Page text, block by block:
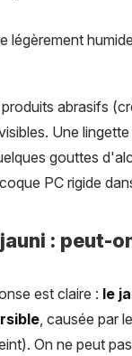
légèrement
abrasifs
Une
gouttes
PC rigide
: peut-
est claire : le
, causée par
On ne peut